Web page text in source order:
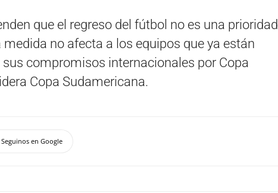
que el regreso del fútbol no es una prioridad
no afecta a los equipos que ya están
compromisos internacionales por Copa
Copa Sudamericana.
Seguinos en Google